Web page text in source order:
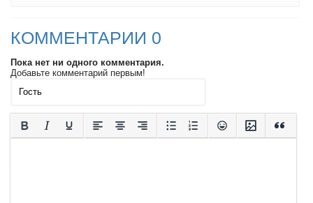
КОММЕНТАРИИ 0
Пока нет ни одного комментария.
Добавьте комментарий первым!